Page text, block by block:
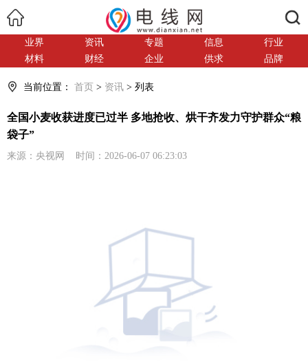
业界 资讯 专题 信息
行业
材料
财经 企业 供求 品牌
当前位置： 首页 > 资讯 > 列表
全国小麦收获进度已过半 多地抢收、烘干齐发力守护群众“粮
袋子”
来源：央视网 时间：2026-06-07 06:23:03